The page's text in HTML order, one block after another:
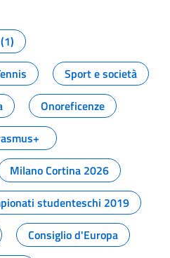
Sport e società
Onoreficenze
Milano Cortina 2026
studenteschi 2019
Consiglio d'Europa